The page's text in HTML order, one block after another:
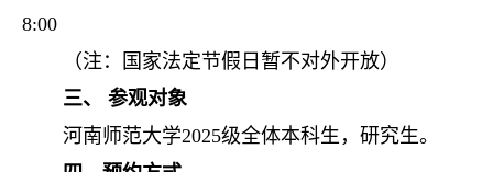
8:00
（注：国家法定节假日暂不对外开放）
三、 参观对象
河南师范大学2025级全体本科生，研究生。